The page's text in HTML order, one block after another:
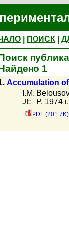
ПОИСК
1
Accumulation
I.M.
JETP, 1974
PDF (201.7K)